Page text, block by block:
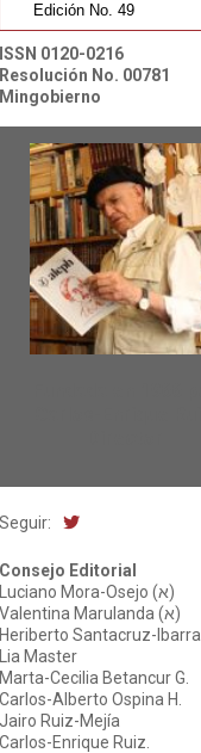
ISSN 0120-0216
Resolución No. 00781
Mingobierno
Seguir:
Consejo Editorial
Luciano Mora-Osejo (א)
Valentina Marulanda (א)
Heriberto Santacruz-Ibarra
Lia Master
Marta-Cecilia Betancur G.
Carlos-Alberto Ospina H.
Jairo Ruiz-Mejía
Carlos-Enrique Ruiz.